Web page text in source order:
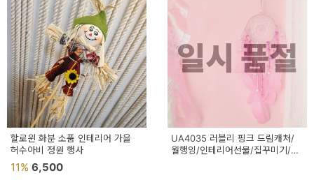
할로윈 화분 소품 인테리어 가을
허수아비 정원 행사
11% 6,500
일시 품절
UA4035 러블리 핑크 드림캐처/
월행잉/인테리어선물/집꾸미기/